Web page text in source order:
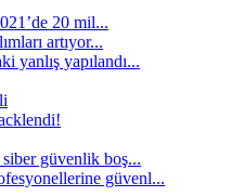
20 mil...
artıyor...
yanlış yapılandı...
güvenlik boş...
güvenl...